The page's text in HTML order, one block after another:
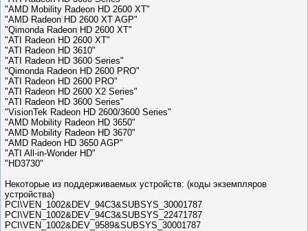
"AMD Mobility Radeon HD 2600 XT"
"AMD Radeon HD 2600 XT AGP"
"Qimonda Radeon HD 2600 XT"
"ATI Radeon HD 2600 XT"
"ATI Radeon HD 3610"
"ATI Radeon HD 3600 Series"
"Qimonda Radeon HD 2600 PRO"
"ATI Radeon HD 2600 PRO"
"ATI Radeon HD 2600 X2 Series"
"ATI Radeon HD 3600 Series"
"VisionTek Radeon HD 2600/3600 Series"
"AMD Mobility Radeon HD 3650"
"AMD Mobility Radeon HD 3670"
"AMD Radeon HD 3650 AGP"
"ATI All-in-Wonder HD"
"HD3730"
Некоторые из поддерживаемых устройств: (коды экземпляров
устройства)
PCI\VEN_1002&DEV_94C3&SUBSYS_30001787
PCI\VEN_1002&DEV_94C3&SUBSYS_22471787
PCI\VEN_1002&DEV_9589&SUBSYS_30001787